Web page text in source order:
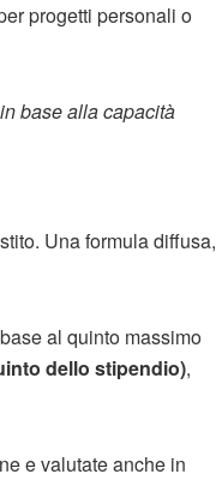
progetti personali o
base alla capacità
Una formula diffusa,
al quinto massimo
dello stipendio),
e valutate anche in